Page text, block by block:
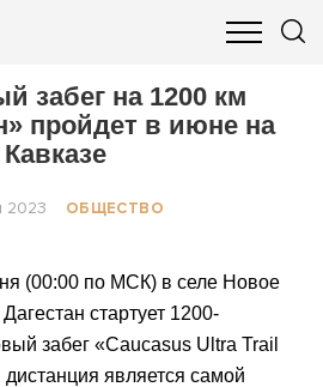
БИЗНЕС И ФИНАНСЫ
забег на 1200 км
пройдет в июне на
Кавказе
2023 ОБЩЕСТВО
(00:00 по МСК) в селе Новое
стартует 1200-
забег «Caucasus Ultra Trail
является самой